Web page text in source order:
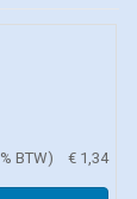
BTW) € 1,34